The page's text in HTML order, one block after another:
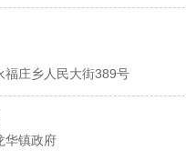
福庄乡人民大街389号
华镇政府